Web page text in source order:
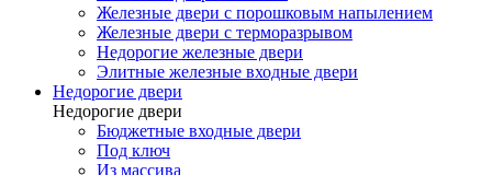
Железные двери с порошковым напылением
Железные двери с терморазрывом
Недорогие железные двери
Элитные железные входные двери
Недорогие двери
Недорогие двери
Бюджетные входные двери
Под ключ
Из массива